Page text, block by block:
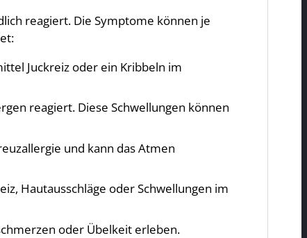
reagiert. Die Symptome können je
Juckreiz oder ein Kribbeln im
reagiert. Diese Schwellungen können
und kann das Atmen
Hautausschläge oder Schwellungen im
oder Übelkeit erleben.